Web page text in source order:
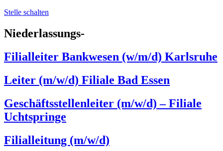
Stelle schalten
Niederlassungs-
Filialleiter Bankwesen (w/m/d) Karlsruhe
Leiter (m/w/d) Filiale Bad Essen
Geschäftsstellenleiter (m/w/d) – Filiale
Uchtspringe
Filialleitung (m/w/d)